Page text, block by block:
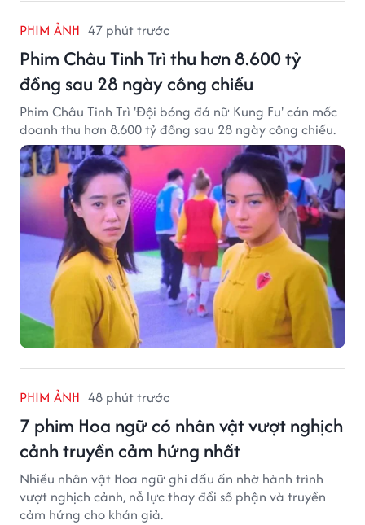
PHIM ẢNH 47 phút trước
Phim Châu Tinh Trì thu hơn 8.600 tỷ
đồng sau 28 ngày công chiếu
Phim Châu Tinh Trì 'Đội bóng đá nữ Kung Fu' cán mốc
doanh thu hơn 8.600 tỷ đồng sau 28 ngày công chiếu.
PHIM ẢNH 48 phút trước
7 phim Hoa ngữ có nhân vật vượt nghịch
cảnh truyền cảm hứng nhất
Nhiều nhân vật Hoa ngữ ghi dấu ấn nhờ hành trình
vượt nghịch cảnh, nỗ lực thay đổi số phận và truyền
cảm hứng cho khán giả.